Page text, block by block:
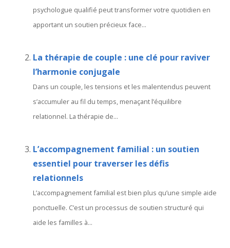
psychologue qualifié peut transformer votre quotidien en
apportant un soutien précieux face...
La thérapie de couple : une clé pour raviver
l’harmonie conjugale
Dans un couple, les tensions et les malentendus peuvent
s’accumuler au fil du temps, menaçant l’équilibre
relationnel. La thérapie de...
L’accompagnement familial : un soutien
essentiel pour traverser les défis
relationnels
L’accompagnement familial est bien plus qu’une simple aide
ponctuelle. C’est un processus de soutien structuré qui
aide les familles à...